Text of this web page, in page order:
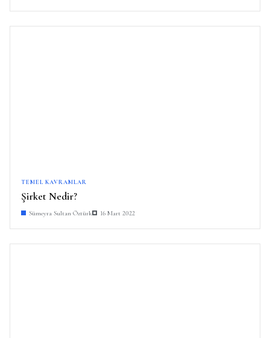
TEMEL KAVRAMLAR
Şirket Nedir?
Sümeyra Sultan Öztürk 16 Mart 2022